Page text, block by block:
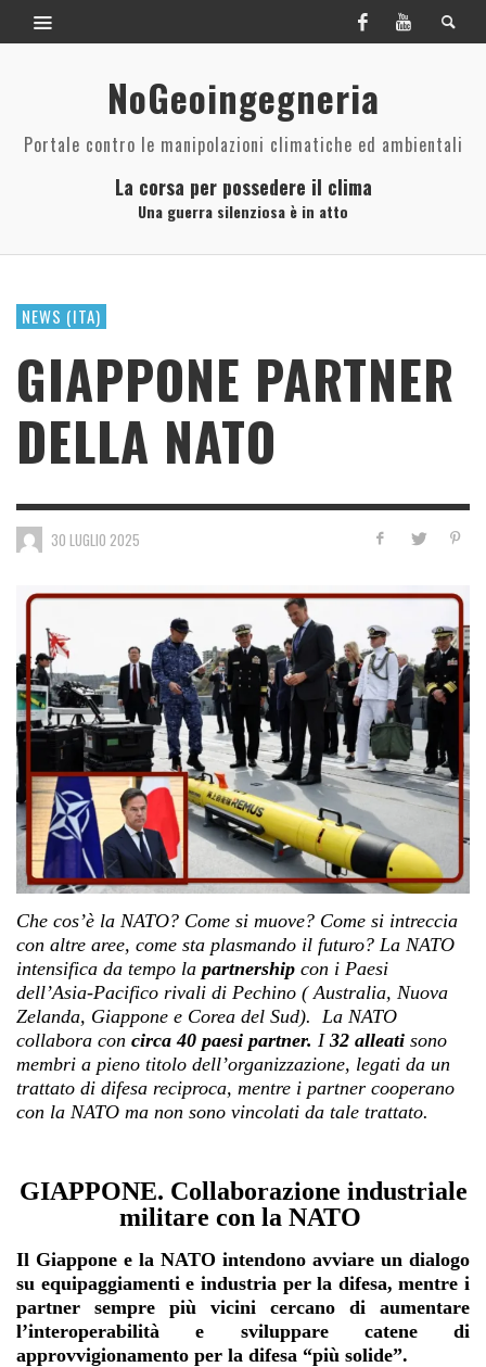
NoGeoingegneria
Portale contro le manipolazioni climatiche ed ambientali
La corsa per possedere il clima
Una guerra silenziosa è in atto
NEWS (ITA)
GIAPPONE PARTNER
DELLA NATO
30 LUGLIO 2025
Che cos’è la NATO? Come si muove? Come si intreccia
con altre aree, come sta plasmando il futuro? La NATO
intensifica da tempo la partnership con i Paesi
dell’Asia-Pacifico rivali di Pechino ( Australia, Nuova
Zelanda, Giappone e Corea del Sud). La NATO
collabora con circa 40 paesi partner. I 32 alleati sono
membri a pieno titolo dell’organizzazione, legati da un
trattato di difesa reciproca, mentre i partner cooperano
con la NATO ma non sono vincolati da tale trattato.
GIAPPONE. Collaborazione industriale
militare con la NATO
Il Giappone e la NATO intendono avviare un dialogo
su equipaggiamenti e industria per la difesa, mentre i
partner sempre più vicini cercano di aumentare
l’interoperabilità e sviluppare catene di
approvvigionamento per la difesa “più solide”.